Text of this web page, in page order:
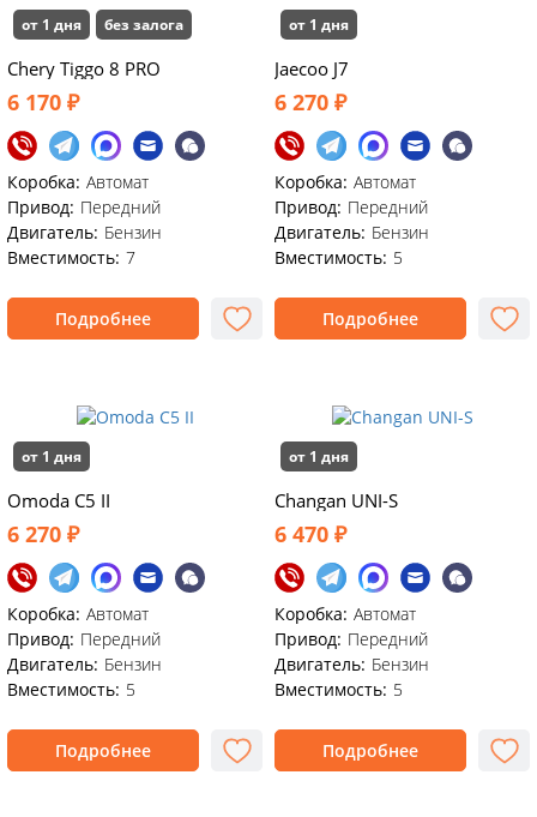
от 1 дня без залога
Chery Tiggo 8 PRO
6 170 ₽
Коробка: Автомат
Привод: Передний
Двигатель: Бензин
Вместимость: 7
Подробнее
от 1 дня
Jaecoo J7
6 270 ₽
Коробка: Автомат
Привод: Передний
Двигатель: Бензин
Вместимость: 5
Подробнее
от 1 дня
Omoda C5 II
6 270 ₽
Коробка: Автомат
Привод: Передний
Двигатель: Бензин
Вместимость: 5
Подробнее
от 1 дня
Changan UNI-S
6 470 ₽
Коробка: Автомат
Привод: Передний
Двигатель: Бензин
Вместимость: 5
Подробнее